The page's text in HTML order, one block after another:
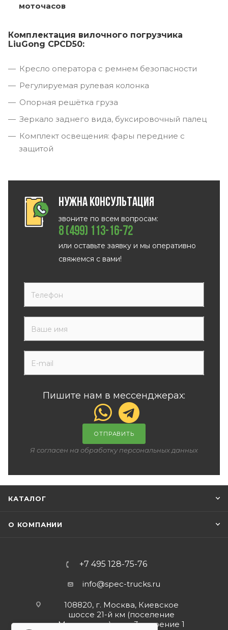
моточасов
Комплектация вилочного погрузчика
LiuGong CPCD50:
Кресло оператора с ремнем безопасности
Регулируемая рулевая колонка
Опорная решётка груза
Зеркало заднего вида, буксировочный палец
Комплект освещения: фары передние с
защитой
Нужна консультация
звоните по всем вопросам:
8 (499) 113-16-72
или оставьте заявку и мы оперативно
свяжемся с вами!
Пишите нам в мессенджерах:
ОТПРАВИТЬ
Я согласен на обработку персональных данных
КАТАЛОГ
О КОМПАНИИ
+7 495 128-75-76
info@spec-trucks.ru
108820, г. Москва, Киевское
шоссе 21-й км (поселение
Мосрентген), дом 3 строение 1